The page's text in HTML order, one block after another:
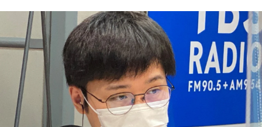
お知らせ
イベント・グッズ
YouTube
会社情報